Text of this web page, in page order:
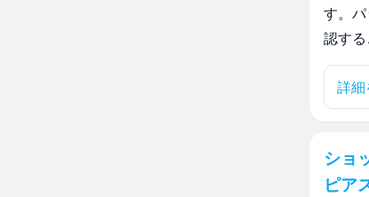
す。
認する
詳細
ショ
ピア